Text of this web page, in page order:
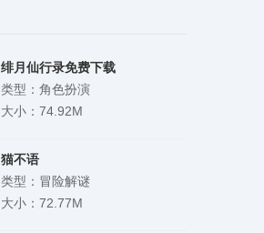
绯月仙行录免费下载
类型：角色扮演
大小：74.92M
猫不语
类型：冒险解谜
大小：72.77M